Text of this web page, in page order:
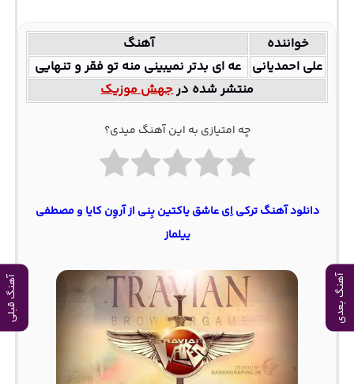
آهنگ بعدی آهنگ قبلی
خواننده
آهنگ
علی احمدیانی عه ای بدتر نمیبینی منه تو فقر و تنهایی
منتشر شده درجهش موزیک
چه امتیازی به این آهنگ میدی؟
دانلود آهنگ ترکی اِی عاشق یاکتین بِنی از آروِن کایا و مصطفی
ییلماز